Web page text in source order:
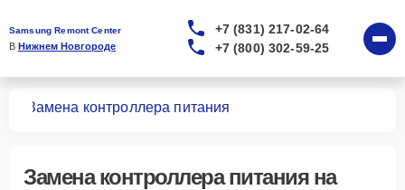
Samsung Remont Center
В Нижнем Новгороде
+7 (831) 217-02-64
+7 (800) 302-59-25
Замена контроллера питания
Замена контроллера питанияна